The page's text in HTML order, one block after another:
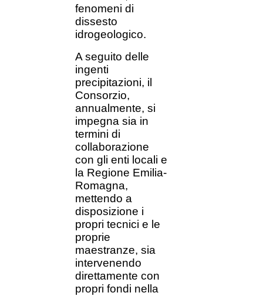
fenomeni di
dissesto
idrogeologico.
A seguito delle
ingenti
precipitazioni, il
Consorzio,
annualmente, si
impegna sia in
termini di
collaborazione
con gli enti locali e
la Regione Emilia-
Romagna,
mettendo a
disposizione i
propri tecnici e le
proprie
maestranze, sia
intervenendo
direttamente con
propri fondi nella